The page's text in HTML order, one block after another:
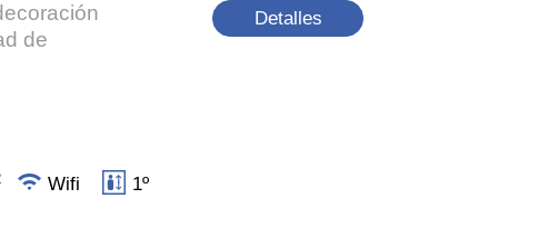
de
Wifi 1º
Detalles